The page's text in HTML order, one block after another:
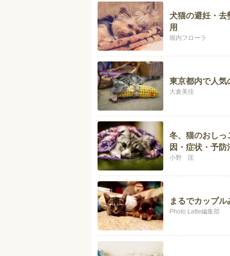
犬猫の避妊・去
用
堀内フローラ
東京都内で人気
大倉美佳
冬、猫のおしっ
因・症状・予防
小野 匡
まるでカップ
Photo Latte編集部